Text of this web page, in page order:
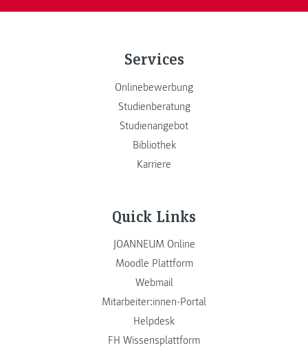
Services
Onlinebewerbung
Studienberatung
Studienangebot
Bibliothek
Karriere
Quick Links
JOANNEUM Online
Moodle Plattform
Webmail
Mitarbeiter:innen-Portal
Helpdesk
FH Wissensplattform